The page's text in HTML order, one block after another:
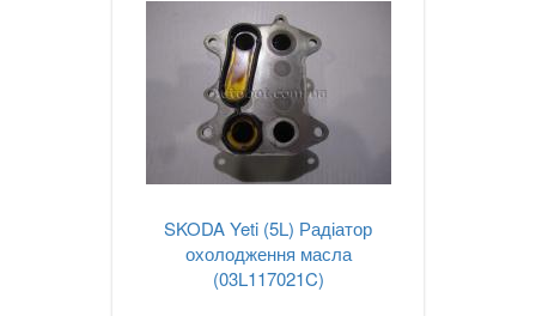
SKODA Yeti (5L) Радіатор
охолодження масла
(03L117021C)